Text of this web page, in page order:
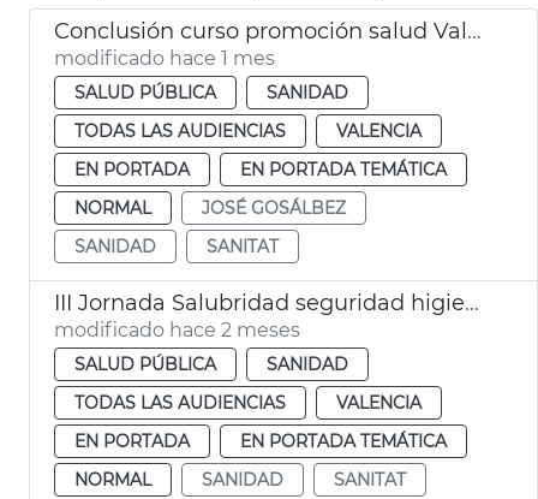
Conclusión curso promoción salud València
modificado hace 1 mes
SALUD PÚBLICA
SANIDAD
TODAS LAS AUDIENCIAS
VALENCIA
EN PORTADA
EN PORTADA TEMÁTICA
NORMAL
JOSÉ GOSÁLBEZ
SANIDAD
SANITAT
III Jornada Salubridad seguridad higiene gimnasios
modificado hace 2 meses
SALUD PÚBLICA
SANIDAD
TODAS LAS AUDIENCIAS
VALENCIA
EN PORTADA
EN PORTADA TEMÁTICA
NORMAL
SANIDAD
SANITAT